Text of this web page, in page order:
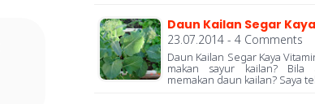
Daun Kailan Segar
23.07.2014 - 4 Comments
Daun Kailan Segar Kaya
makan sayur kailan? Bila
memakan daun kailan? Saya